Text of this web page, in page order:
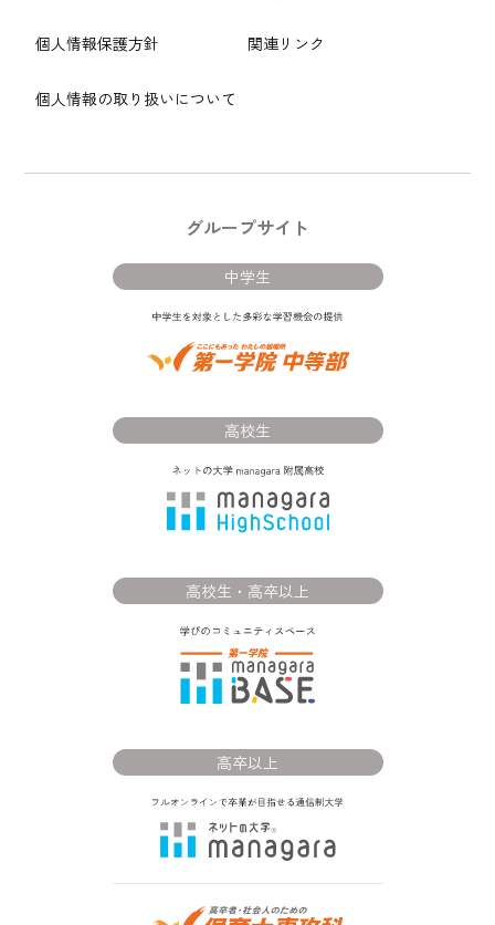
個人情報保護方針
個人情報の取り扱いについて
関連リンク
グループサイト
中学生
高校生
高校生・高卒以上
高卒以上